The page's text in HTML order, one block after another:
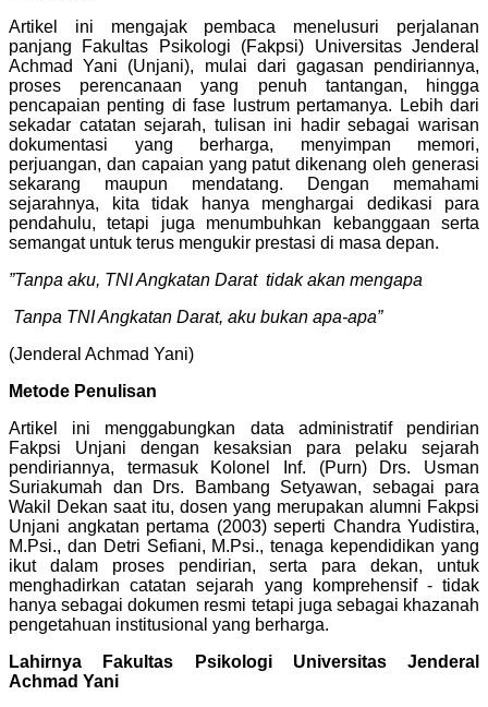
Artikel ini mengajak pembaca menelusuri perjalanan
panjang Fakultas Psikologi (Fakpsi) Universitas Jenderal
Achmad Yani (Unjani), mulai dari gagasan pendiriannya,
proses perencanaan yang penuh tantangan, hingga
pencapaian penting di fase lustrum pertamanya. Lebih dari
sekadar catatan sejarah, tulisan ini hadir sebagai warisan
dokumentasi yang berharga, menyimpan memori,
perjuangan, dan capaian yang patut dikenang oleh generasi
sekarang maupun mendatang. Dengan memahami
sejarahnya, kita tidak hanya menghargai dedikasi para
pendahulu, tetapi juga menumbuhkan kebanggaan serta
semangat untuk terus mengukir prestasi di masa depan.
”Tanpa aku, TNI Angkatan Darat tidak akan mengapa
Tanpa TNI Angkatan Darat, aku bukan apa-apa”
(Jenderal Achmad Yani)
Metode Penulisan
Artikel ini menggabungkan data administratif pendirian
Fakpsi Unjani dengan kesaksian para pelaku sejarah
pendiriannya, termasuk Kolonel Inf. (Purn) Drs. Usman
Suriakumah dan Drs. Bambang Setyawan, sebagai para
Wakil Dekan saat itu, dosen yang merupakan alumni Fakpsi
Unjani angkatan pertama (2003) seperti Chandra Yudistira,
M.Psi., dan Detri Sefiani, M.Psi., tenaga kependidikan yang
ikut dalam proses pendirian, serta para dekan, untuk
menghadirkan catatan sejarah yang komprehensif - tidak
hanya sebagai dokumen resmi tetapi juga sebagai khazanah
pengetahuan institusional yang berharga.
Lahirnya Fakultas Psikologi Universitas Jenderal
Achmad Yani